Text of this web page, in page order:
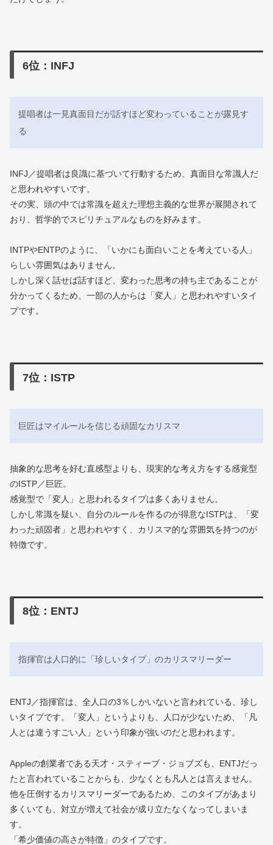
6位：INFJ
提唱者は一見真面目だが話すほど変わっていることが露見す
る
INFJ／提唱者は良識に基づいて行動するため、真面目な常識人だ
と思われやすいです。
その実、頭の中では常識を超えた理想主義的な世界が展開されて
おり、哲学的でスピリチュアルなものを好みます。
INTPやENTPのように、「いかにも面白いことを考えている人」
らしい雰囲気はありません。
しかし深く話せば話すほど、変わった思考の持ち主であることが
分かってくるため、一部の人からは「変人」と思われやすいタイ
プです。
7位：ISTP
巨匠はマイルールを信じる頑固なカリスマ
抽象的な思考を好む直感型よりも、現実的な考え方をする感覚型
のISTP／巨匠。
感覚型で「変人」と思われるタイプは多くありません。
しかし常識を疑い、自分のルールを作るのが得意なISTPは、「変
わった頑固者」と思われやすく、カリスマ的な雰囲気を持つのが
特徴です。
8位：ENTJ
指揮官は人口的に「珍しいタイプ」のカリスマリーダー
ENTJ／指揮官は、全人口の3％しかいないと言われている、珍し
いタイプです。「変人」というよりも、人口が少ないため、「凡
人とは違うすごい人」という印象が強いのだと思われます。
Appleの創業者である天才・スティーブ・ジョブズも、ENTJだっ
たと言われていることからも、少なくとも凡人とは言えません。
他を圧倒するカリスマリーダーであるため、このタイプがあまり
多くいても、対立が増えて社会が成り立たなくなってしまいま
す。
「希少価値の高さが特徴」のタイプです。